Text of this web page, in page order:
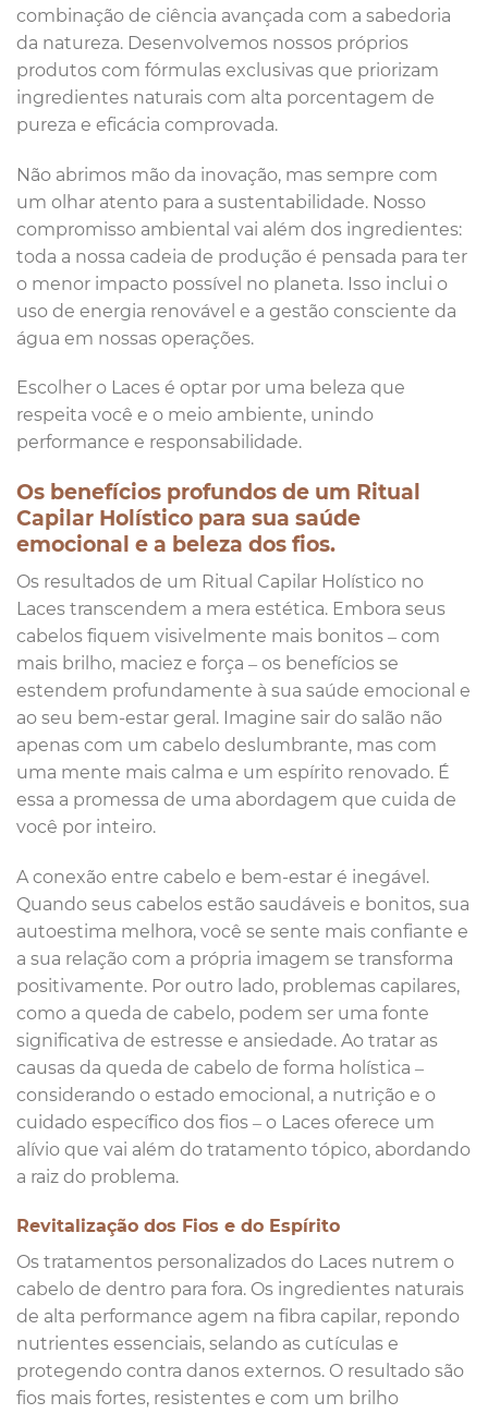
combinação de ciência avançada com a sabedoria
da natureza. Desenvolvemos nossos próprios
produtos com fórmulas exclusivas que priorizam
ingredientes naturais com alta porcentagem de
pureza e eficácia comprovada.
Não abrimos mão da inovação, mas sempre com
um olhar atento para a sustentabilidade. Nosso
compromisso ambiental vai além dos ingredientes:
toda a nossa cadeia de produção é pensada para ter
o menor impacto possível no planeta. Isso inclui o
uso de energia renovável e a gestão consciente da
água em nossas operações.
Escolher o Laces é optar por uma beleza que
respeita você e o meio ambiente, unindo
performance e responsabilidade.
Os benefícios profundos de um Ritual
Capilar Holístico para sua saúde
emocional e a beleza dos fios.
Os resultados de um Ritual Capilar Holístico no
Laces transcendem a mera estética. Embora seus
cabelos fiquem visivelmente mais bonitos – com
mais brilho, maciez e força – os benefícios se
estendem profundamente à sua saúde emocional e
ao seu bem-estar geral. Imagine sair do salão não
apenas com um cabelo deslumbrante, mas com
uma mente mais calma e um espírito renovado. É
essa a promessa de uma abordagem que cuida de
você por inteiro.
A conexão entre cabelo e bem-estar é inegável.
Quando seus cabelos estão saudáveis e bonitos, sua
autoestima melhora, você se sente mais confiante e
a sua relação com a própria imagem se transforma
positivamente. Por outro lado, problemas capilares,
como a queda de cabelo, podem ser uma fonte
significativa de estresse e ansiedade. Ao tratar as
causas da queda de cabelo de forma holística –
considerando o estado emocional, a nutrição e o
cuidado específico dos fios – o Laces oferece um
alívio que vai além do tratamento tópico, abordando
a raiz do problema.
Revitalização dos Fios e do Espírito
Os tratamentos personalizados do Laces nutrem o
cabelo de dentro para fora. Os ingredientes naturais
de alta performance agem na fibra capilar, repondo
nutrientes essenciais, selando as cutículas e
protegendo contra danos externos. O resultado são
fios mais fortes, resistentes e com um brilho